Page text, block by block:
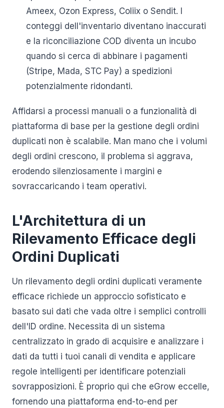
Ameex, Ozon Express, Coliix o Sendit. I
conteggi dell'inventario diventano inaccurati
e la riconciliazione COD diventa un incubo
quando si cerca di abbinare i pagamenti
(Stripe, Mada, STC Pay) a spedizioni
potenzialmente ridondanti.
Affidarsi a processi manuali o a funzionalità di
piattaforma di base per la gestione degli ordini
duplicati non è scalabile. Man mano che i volumi
degli ordini crescono, il problema si aggrava,
erodendo silenziosamente i margini e
sovraccaricando i team operativi.
L'Architettura di un
Rilevamento Efficace degli
Ordini Duplicati
Un rilevamento degli ordini duplicati veramente
efficace richiede un approccio sofisticato e
basato sui dati che vada oltre i semplici controlli
dell'ID ordine. Necessita di un sistema
centralizzato in grado di acquisire e analizzare i
dati da tutti i tuoi canali di vendita e applicare
regole intelligenti per identificare potenziali
sovrapposizioni. È proprio qui che eGrow eccelle,
fornendo una piattaforma end-to-end per